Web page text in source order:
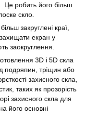
Це робить його більш
скло.
закруглені краї,
екран у
заокруглення.
3D і 5D скла
подряпин, тріщин або
захисного скла,
таких як прозорість
захисного скла для
його основні